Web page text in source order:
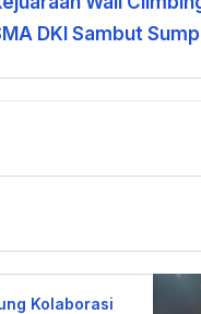
DKI Sambut
Kolaborasi